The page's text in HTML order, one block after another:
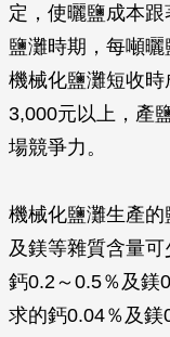
定，使曬鹽成本
鹽灘時期，每噸曬
機械化鹽灘短收
3,000元以上，產
場競爭力。
機械化鹽灘生產
及鎂等雜質含量
鈣0.2～0.5％及鎂
求的鈣0.04％及鎂